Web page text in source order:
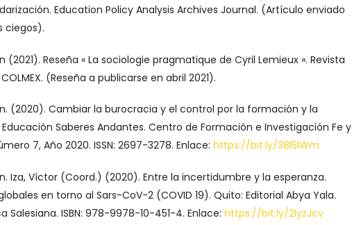
Education Policy Analysis Archives Journal. (Artículo enviado
ciegos).
(2021). Reseña « La sociologie pragmatique de Cyril Lemieux ». Revista
(Reseña a publicarse en abril 2021).
(2020). Cambiar la burocracia y el control por la formación y la
Saberes Andantes. Centro de Formación e Investigación Fe y
7, Año 2020. ISSN: 2697-3278. Enlace: https://bit.ly/38l5IWm
Iza, Víctor (Coord.) (2020). Entre la incertidumbre y la esperanza.
en torno al Sars-CoV-2 (COVID 19). Quito: Editorial Abya Yala.
Salesiana. ISBN: 978-9978-10-451-4. Enlace: https://bit.ly/2IyzJcv